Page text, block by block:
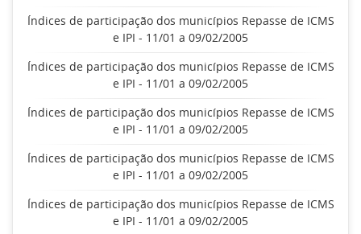
Índices de participação dos municípios Repasse de ICMS
e IPI - 11/01 a 09/02/2005
Índices de participação dos municípios Repasse de ICMS
e IPI - 11/01 a 09/02/2005
Índices de participação dos municípios Repasse de ICMS
e IPI - 11/01 a 09/02/2005
Índices de participação dos municípios Repasse de ICMS
e IPI - 11/01 a 09/02/2005
Índices de participação dos municípios Repasse de ICMS
e IPI - 11/01 a 09/02/2005